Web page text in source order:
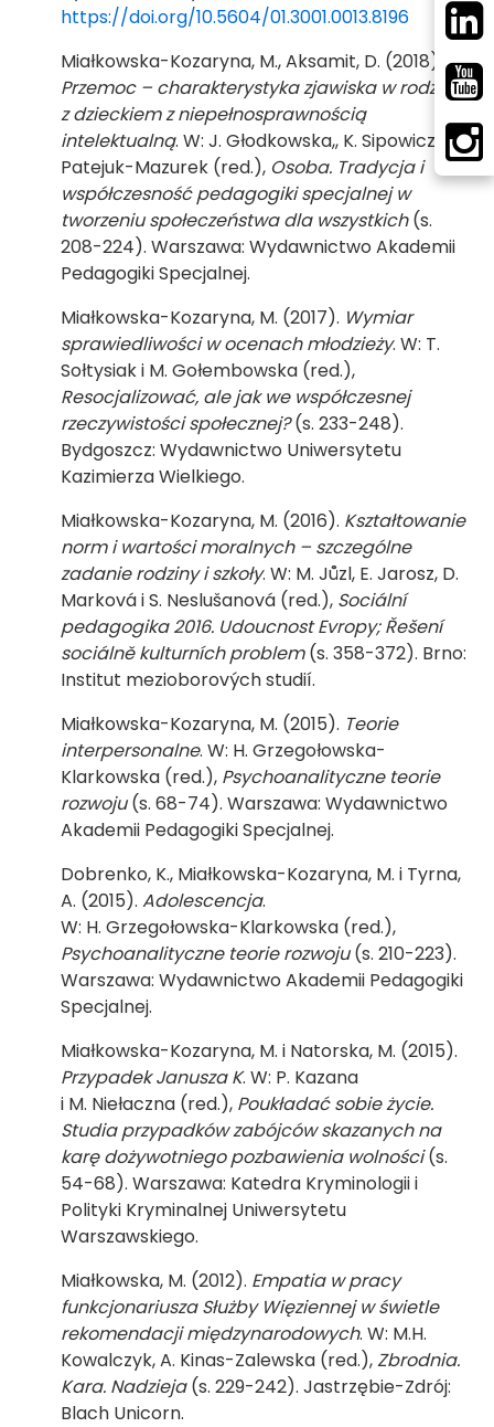
https://doi.org/10.5604/01.3001.0013.8196
Miałkowska-Kozaryna, M., Aksamit, D. (2018).
Przemoc – charakterystyka zjawiska w rodzinie
z dzieckiem z niepełnosprawnością
intelektualną. W: J. Głodkowska,, K. Sipowicz i I.
Patejuk-Mazurek (red.), Osoba. Tradycja i
współczesność pedagogiki specjalnej w
tworzeniu społeczeństwa dla wszystkich(s.
208-224). Warszawa: Wydawnictwo Akademii
Pedagogiki Specjalnej.
Miałkowska-Kozaryna, M. (2017). Wymiar
sprawiedliwości w ocenach młodzieży. W: T.
Sołtysiak i M. Gołembowska (red.),
Resocjalizować, ale jak we współczesnej
rzeczywistości społecznej?(s. 233-248).
Bydgoszcz: Wydawnictwo Uniwersytetu
Kazimierza Wielkiego.
Miałkowska-Kozaryna, M. (2016). Kształtowanie
norm i wartości moralnych – szczególne
zadanie rodziny i szkoły. W: M. Jůzl, E. Jarosz, D.
Marková i S. Neslušanová (red.), Sociální
pedagogika 2016. Udoucnost Evropy; Řešení
sociálně kulturních problem(s. 358-372). Brno:
Institut mezioborových studií.
Miałkowska-Kozaryna, M. (2015). Teorie
interpersonalne. W: H. Grzegołowska-
Klarkowska (red.), Psychoanalityczne teorie
rozwoju(s. 68-74). Warszawa: Wydawnictwo
Akademii Pedagogiki Specjalnej.
Dobrenko, K., Miałkowska-Kozaryna, M. i Tyrna,
A. (2015). Adolescencja.
W: H. Grzegołowska-Klarkowska (red.),
Psychoanalityczne teorie rozwoju(s. 210-223).
Warszawa: Wydawnictwo Akademii Pedagogiki
Specjalnej.
Miałkowska-Kozaryna, M. i Natorska, M. (2015).
Przypadek Janusza K. W: P. Kazana
i M. Niełaczna (red.), Poukładać sobie życie.
Studia przypadków zabójców skazanych na
karę dożywotniego pozbawienia wolności(s.
54-68). Warszawa: Katedra Kryminologii i
Polityki Kryminalnej Uniwersytetu
Warszawskiego.
Miałkowska, M. (2012). Empatia w pracy
funkcjonariusza Służby Więziennej w świetle
rekomendacji międzynarodowych. W: M.H.
Kowalczyk, A. Kinas-Zalewska (red.),Zbrodnia.
Kara. Nadzieja(s. 229-242). Jastrzębie-Zdrój:
Blach Unicorn.